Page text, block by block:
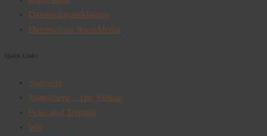
Datenschutzerklärung
Datenschutz SociaMedia
Quick Links
Startseite
Vogelsberg – Der Vulkan
Feste und Termine
Wir